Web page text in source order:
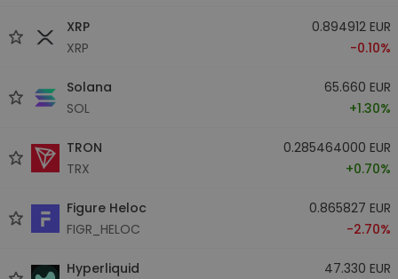
XRP
XRP
0.894912 EUR
-0.10%
Solana
SOL
65.660 EUR
+1.30%
TRON
TRX
0.285464000 EUR
+0.70%
Figure Heloc
FIGR_HELOC
0.865827 EUR
-2.70%
Hyperliquid
47.330 EUR